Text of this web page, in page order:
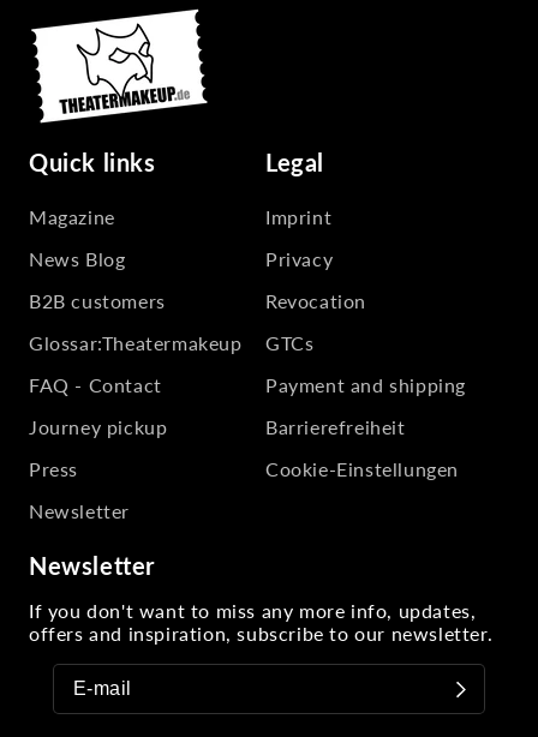
Quick links
Magazine
News Blog
B2B customers
Glossar:Theatermakeup
FAQ - Contact
Journey pickup
Press
Newsletter
Legal
Imprint
Privacy
Revocation
GTCs
Payment and shipping
Barrierefreiheit
Cookie-Einstellungen
Newsletter
If you don't want to miss any more info, updates,
offers and inspiration, subscribe to our newsletter.